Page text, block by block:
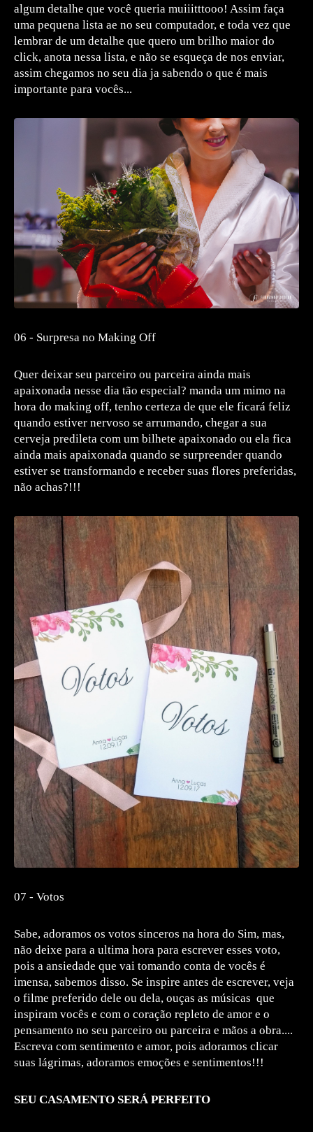
algum detalhe que você queria muiiitttooo! Assim faça
uma pequena lista ae no seu computador, e toda vez que
lembrar de um detalhe que quero um brilho maior do
click, anota nessa lista, e não se esqueça de nos enviar,
assim chegamos no seu dia ja sabendo o que é mais
importante para vocês...
06 - Surpresa no Making Off
Quer deixar seu parceiro ou parceira ainda mais
apaixonada nesse dia tão especial? manda um mimo na
hora do making off, tenho certeza de que ele ficará feliz
quando estiver nervoso se arrumando, chegar a sua
cerveja predileta com um bilhete apaixonado ou ela fica
ainda mais apaixonada quando se surpreender quando
estiver se transformando e receber suas flores preferidas,
não achas?!!!
07 - Votos
Sabe, adoramos os votos sinceros na hora do Sim, mas,
não deixe para a ultima hora para escrever esses voto,
pois a ansiedade que vai tomando conta de vocês é
imensa, sabemos disso. Se inspire antes de escrever, veja
o filme preferido dele ou dela, ouças as músicas que
inspiram vocês e com o coração repleto de amor e o
pensamento no seu parceiro ou parceira e mãos a obra....
Escreva com sentimento e amor, pois adoramos clicar
suas lágrimas, adoramos emoções e sentimentos!!!
SEU CASAMENTO SERÁ PERFEITO